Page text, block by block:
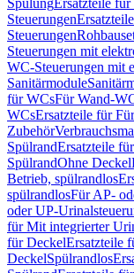
SpülungErsatzteile
Steuerungen
Steuerungen
Steuerungen mit
WC-Steuerungen mit
Sanitärmodule
für WCsFür Wand-
WCsErsatzteile für
Zubehör
SpülrandErsatzteile
SpülrandOhne Deckel
Betrieb, spülrandlos
spülrandlosFür AP-
oder UP-
für Mit integrierter
für DeckelErsatzteile
DeckelSpülrandlos